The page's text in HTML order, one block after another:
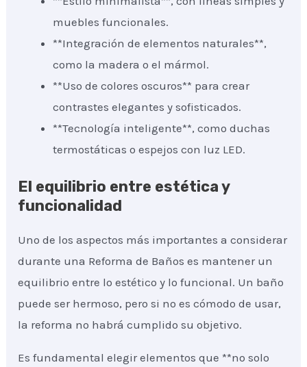
muebles funcionales.
**Integración de elementos naturales**,
como la madera o el mármol.
**Uso de colores oscuros** para crear
contrastes elegantes y sofisticados.
**Tecnología inteligente**, como duchas
termostáticas o espejos con luz LED.
El equilibrio entre estética y
funcionalidad
Uno de los aspectos más importantes a considerar
durante una Reforma de Baños es mantener un
equilibrio entre lo estético y lo funcional. Un baño
puede ser hermoso, pero si no es cómodo de usar,
la reforma no habrá cumplido su objetivo.
Es fundamental elegir elementos que **no solo